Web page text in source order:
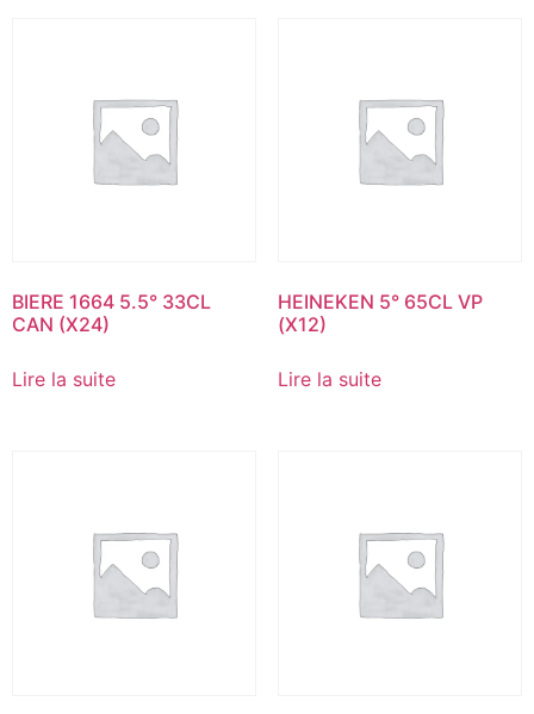
BIERE 1664 5.5° 33CL
CAN (X24)
Lire la suite
HEINEKEN 5° 65CL VP
(X12)
Lire la suite